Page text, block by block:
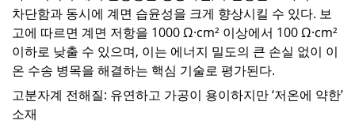
차단함과 동시에 계면 습윤성을 크게 향상시킬 수 있다. 보
고에 따르면 계면 저항을 1000Ω·cm² 이상에서 100Ω·cm²
이하로 낮출 수 있으며, 이는 에너지 밀도의 큰 손실 없이 이
온 수송 병목을 해결하는 핵심 기술로 평가된다.
고분자계 전해질: 유연하고 가공이 용이하지만 ‘저온에 약한’
소재